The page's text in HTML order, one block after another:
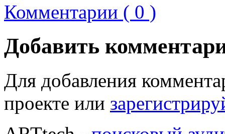
Комментарии ( 0 )
Добавить
Для добавления
проекте или